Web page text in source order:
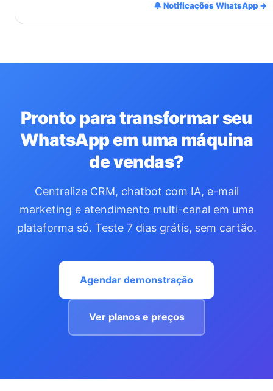
🔔 Notificações WhatsApp →
Pronto para transformar seu
WhatsApp em uma máquina
de vendas?
Centralize CRM, chatbot com IA, e-mail
marketing e atendimento multi-canal em uma
plataforma só. Teste 7 dias grátis, sem cartão.
Agendar demonstração
Ver planos e preços